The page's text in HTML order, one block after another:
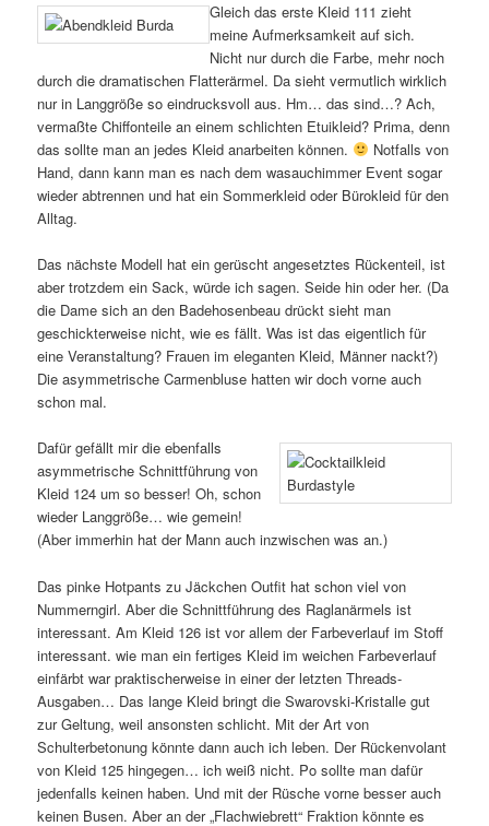
Gleich das erste Kleid 111 zieht
meine Aufmerksamkeit auf sich.
Nicht nur durch die Farbe, mehr noch
durch die dramatischen Flatterärmel. Da sieht vermutlich wirklich
nur in Langgröße so eindrucksvoll aus. Hm… das sind…? Ach,
vermaßte Chiffonteile an einem schlichten Etuikleid? Prima, denn
das sollte man an jedes Kleid anarbeiten können.
Notfalls von
Hand, dann kann man es nach dem wasauchimmer Event sogar
wieder abtrennen und hat ein Sommerkleid oder Bürokleid für den
Alltag.
Das nächste Modell hat ein gerüscht angesetztes Rückenteil, ist
aber trotzdem ein Sack, würde ich sagen. Seide hin oder her. (Da
die Dame sich an den Badehosenbeau drückt sieht man
geschickterweise nicht, wie es fällt. Was ist das eigentlich für
eine Veranstaltung? Frauen im eleganten Kleid, Männer nackt?)
Die asymmetrische Carmenbluse hatten wir doch vorne auch
schon mal.
Dafür gefällt mir die ebenfalls
asymmetrische Schnittführung von
Kleid 124 um so besser! Oh, schon
wieder Langgröße… wie gemein!
(Aber immerhin hat der Mann auch inzwischen was an.)
Das pinke Hotpants zu Jäckchen Outfit hat schon viel von
Nummerngirl. Aber die Schnittführung des Raglanärmels ist
interessant. Am Kleid 126 ist vor allem der Farbeverlauf im Stoff
interessant. wie man ein fertiges Kleid im weichen Farbeverlauf
einfärbt war praktischerweise in einer der letzten Threads-
Ausgaben… Das lange Kleid bringt die Swarovski-Kristalle gut
zur Geltung, weil ansonsten schlicht. Mit der Art von
Schulterbetonung könnte dann auch ich leben. Der Rückenvolant
von Kleid 125 hingegen… ich weiß nicht. Po sollte man dafür
jedenfalls keinen haben. Und mit der Rüsche vorne besser auch
keinen Busen. Aber an der „Flachwiebrett“ Fraktion könnte es